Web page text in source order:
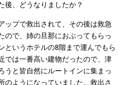
後、どうなりましたか？
ップで救出されて、その後は救急
ので、姉の旦那におぶってもらっ
というホテルの8階まで運んでもら
では一番高い建物だったので、津
うと皆自然にルートインに集まっ
のようになっていました。救出さ